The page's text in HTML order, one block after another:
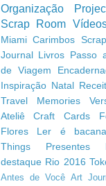
Organização
Scrap Room
Miami Carimbos
Journal Livros Passo
de Viagem
Inspiração Natal
Travel Memories
Ateliê Craft
Cards
Flores
Ler é bacana
Things
Presentes
destaque Rio 2016
Antes de Você Art